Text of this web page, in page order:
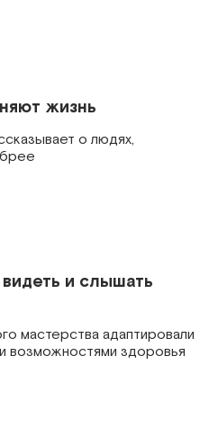
жизнь
о людях,
и слышать
мастерства адаптировали
возможностями здоровья